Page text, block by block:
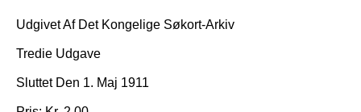
Udgivet Af Det Kongelige Søkort-Arkiv
Tredie Udgave
Sluttet Den 1. Maj 1911